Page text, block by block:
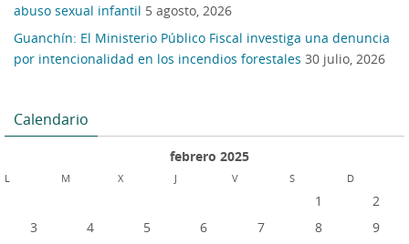
abuso sexual infantil 5 agosto, 2026
Guanchín: El Ministerio Público Fiscal investiga una denuncia
por intencionalidad en los incendios forestales 30 julio, 2026
Calendario
febrero 2025
L M X J V S D
1
2
3
4 5 6 7 8
9